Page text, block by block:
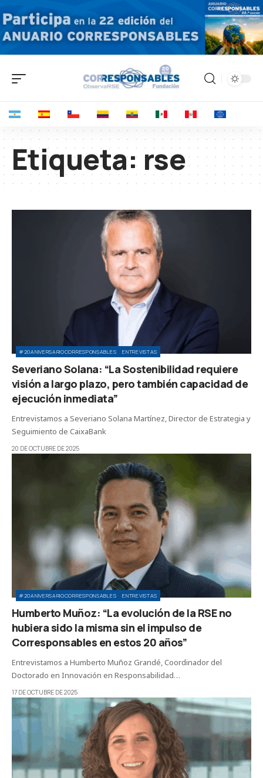
Etiqueta: rse
#20ANIVERSARIOCORRESPONSABLES ENTREVISTAS
Severiano Solana: “La Sostenibilidad requiere
visión a largo plazo, pero también capacidad de
ejecución inmediata”
Entrevistamos a Severiano Solana Martínez, Director de Estrategia y
Seguimiento de CaixaBank
20 DE OCTUBRE DE 2025
#20ANIVERSARIOCORRESPONSABLES ENTREVISTAS
Humberto Muñoz: “La evolución de la RSE no
hubiera sido la misma sin el impulso de
Corresponsables en estos 20 años”
Entrevistamos a Humberto Muñoz Grandé, Coordinador del
Doctorado en Innovación en Responsabilidad…
17 DE OCTUBRE DE 2025